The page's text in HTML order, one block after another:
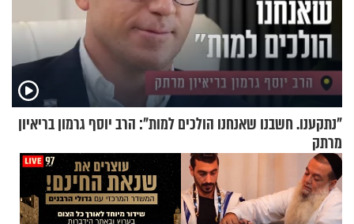
"נתקענו. חשבנו שאנחנו הולכים למות": הרב יוסף גרמון בריאיון
מרתק